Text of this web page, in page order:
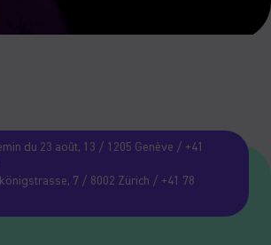
du 23 août, 13 / 1205 Genève / +41
7 / 8002 Zürich / +41 78